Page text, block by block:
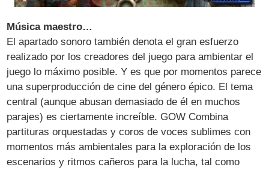
Música maestro…
El apartado sonoro también denota el gran esfuerzo
realizado por los creadores del juego para ambientar el
juego lo máximo posible. Y es que por momentos parece
una superproducción de cine del género épico. El tema
central (aunque abusan demasiado de él en muchos
parajes) es ciertamente increíble. GOW Combina
partituras orquestadas y coros de voces sublimes con
momentos más ambientales para la exploración de los
escenarios y ritmos cañeros para la lucha, tal como